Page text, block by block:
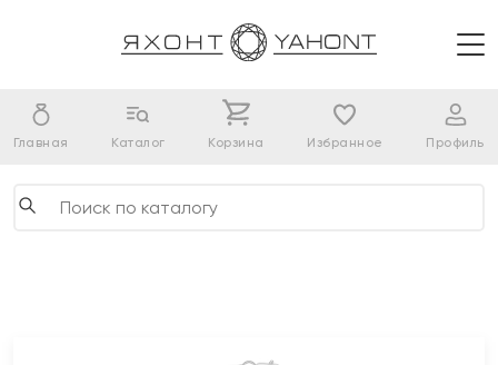
Главная Каталог Корзина Избранное Профиль